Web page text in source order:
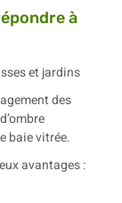
à
et jardins
des
baie vitrée.
avantages :